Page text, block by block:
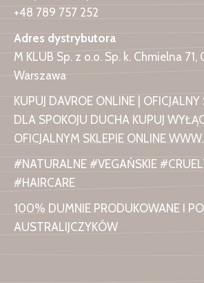
+48 789 757 252
Adres dystrybutora
M KLUB Sp. z o.o. Sp. k. Chmielna
Warszawa
KUPUJ DAVROE ONLINE |
DLA SPOKOJU DUCHA KUPUJ
OFICJALNYM SKLEPIE ONLINE
#NATURALNE #VEGAŃSKIE
#HAIRCARE
100% DUMNIE PRODUKOWANE I
AUSTRALIJCZYKÓW